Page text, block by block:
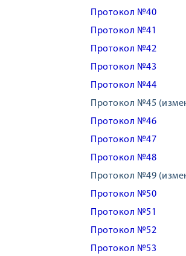
Протокол №40
Протокол №41
Протокол №42
Протокол №43
Протокол №44
Протокол №45
Протокол №46
Протокол №47
Протокол №48
Протокол №49
Протокол №50
Протокол №51
Протокол №52
Протокол №53